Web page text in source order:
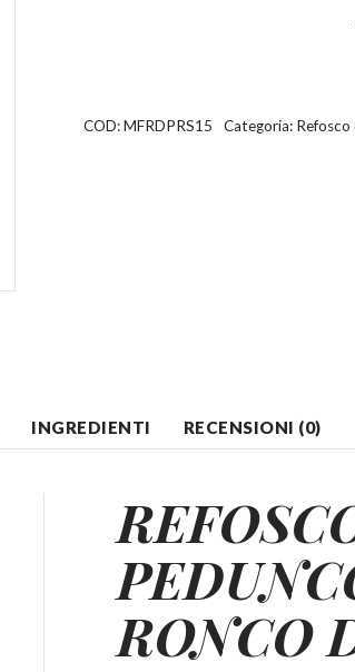
COD:MFRDPRS15 Categoria: Refosco
INGREDIENTI RECENSIONI (0)
RONCO